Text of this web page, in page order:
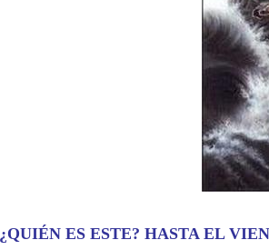
¿QUIÉN ES ESTE? HASTA EL